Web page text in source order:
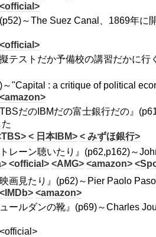
<official>
(p52)～The Suez Canal、1869年
<official>
擬テストだか予備校の講習だかに行
～"Capital : a critique of political
<amazon>
TBSだのIBMだの富士銀行だの』
< 日本IBM> < みずほ銀行>
トレーン聴いたり』(p62,p162)～
<official> <AMG> <amazon>
映画見たり』(p62)～Pier Paolo
<IMDb> <amazon>
ュールダンの靴』(p69)～Charles
<official>